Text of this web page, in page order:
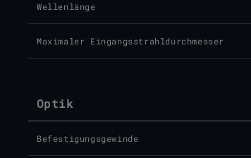
Wellenlänge
Maximaler Eingangsstrahldurchmesser
Optik
Befestigungsgewinde